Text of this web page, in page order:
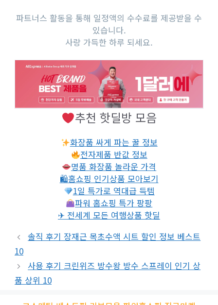
파트너스 활동을 통해 일정액의 수수료를 제공받을 수
있습니다.
사랑 가득한 하루 되세요.
추천 핫딜방 모음
화장품 싸게 파는 꿀 정보
전자제품 반값 정보
명품 화장품 놀라운 가격
🛍홈쇼핑 인기상품 모아보기
1일 특가로 역대급 득템
파워 홈쇼핑 특가 팡팡
✈ 전세계 모든 여행상품 핫딜
솔직 후기 장재근 목초수액 시트 할인 정보 베스트
10
사용 후기 크린위즈 방수왕 방수 스프레이 인기 상
품 상위 10